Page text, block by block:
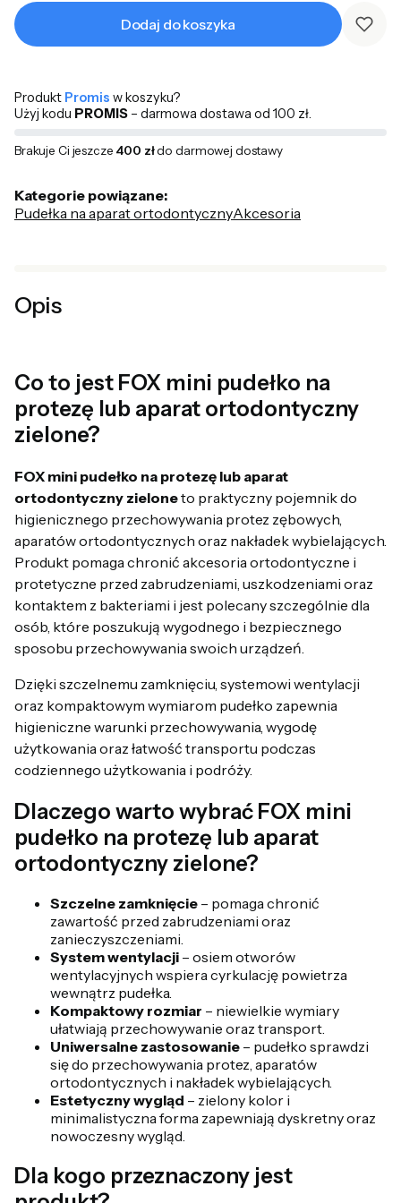
Dodaj do koszyka
Produkt Promis w koszyku?
Użyj kodu PROMIS – darmowa dostawa od 100 zł.
Brakuje Ci jeszcze 400 złdo darmowej dostawy
Kategorie powiązane:
Pudełka na aparat ortodontycznyAkcesoria
Opis
Co to jest FOX mini pudełko na
protezę lub aparat ortodontyczny
zielone?
FOX mini pudełko na protezę lub aparat
ortodontyczny zieloneto praktyczny pojemnik do
higienicznego przechowywania protez zębowych,
aparatów ortodontycznych oraz nakładek wybielających.
Produkt pomaga chronić akcesoria ortodontyczne i
protetyczne przed zabrudzeniami, uszkodzeniami oraz
kontaktem z bakteriami i jest polecany szczególnie dla
osób, które poszukują wygodnego i bezpiecznego
sposobu przechowywania swoich urządzeń.
Dzięki szczelnemu zamknięciu, systemowi wentylacji
oraz kompaktowym wymiarom pudełko zapewnia
higieniczne warunki przechowywania, wygodę
użytkowania oraz łatwość transportu podczas
codziennego użytkowania i podróży.
Dlaczego warto wybrać FOX mini
pudełko na protezę lub aparat
ortodontyczny zielone?
Szczelne zamknięcie – pomaga chronić
zawartość przed zabrudzeniami oraz
zanieczyszczeniami.
System wentylacji – osiem otworów
wentylacyjnych wspiera cyrkulację powietrza
wewnątrz pudełka.
Kompaktowy rozmiar – niewielkie wymiary
ułatwiają przechowywanie oraz transport.
Uniwersalne zastosowanie – pudełko sprawdzi
się do przechowywania protez, aparatów
ortodontycznych i nakładek wybielających.
Estetyczny wygląd – zielony kolor i
minimalistyczna forma zapewniają dyskretny oraz
nowoczesny wygląd.
Dla kogo przeznaczony jest